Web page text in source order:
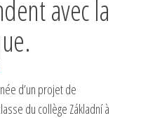
avec la
d’un projet de
du collège Základní à